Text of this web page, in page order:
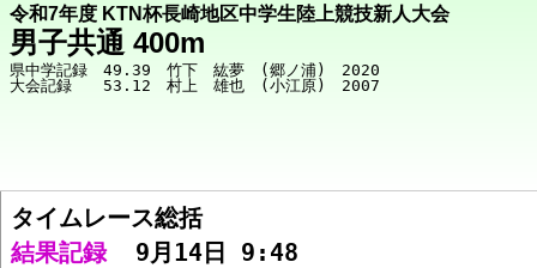
令和7年度 KTN杯長崎地区中学生陸上競技新人大会
男子共通 400m
県中学記録　49.39　竹下　紘夢　(郷ノ浦)　2020
競技メニューへ
タイムレース総括
結果記録
  9月14日 9:48